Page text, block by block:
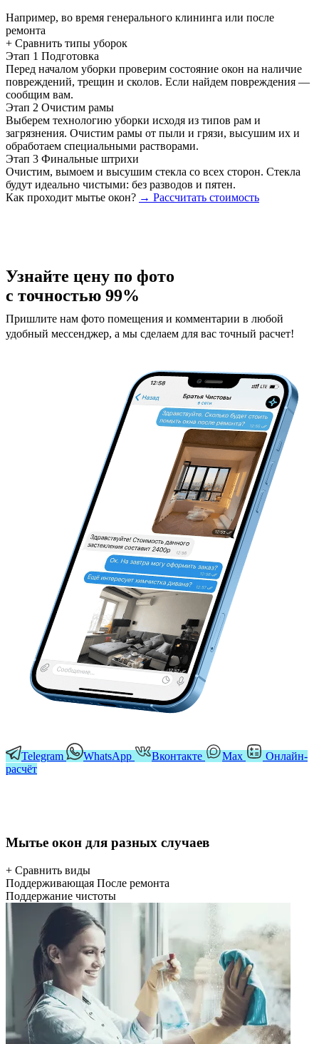
Например, во время генерального клининга или после
ремонта
+ Сравнить типы уборок
Этап 1 Подготовка
Перед началом уборки проверим состояние окон на наличие
повреждений, трещин и сколов. Если найдем повреждения —
сообщим вам.
Этап 2 Очистим рамы
Выберем технологию уборки исходя из типов рам и
загрязнения. Очистим рамы от пыли и грязи, высушим их и
обработаем специальными растворами.
Этап 3 Финальные штрихи
Очистим, вымоем и высушим стекла со всех сторон. Стекла
будут идеально чистыми: без разводов и пятен.
Как проходит мытье окон? → Рассчитать стоимость
Узнайте цену по фото
с точностью 99%
Пришлите нам фото помещения и комментарии в любой
удобный мессенджер, а мы сделаем для вас точный расчет!
Telegram WhatsApp Вконтакте Мах
Онлайн-
расчёт
Мытье окон для разных случаев
+ Сравнить виды
Поддерживающая После ремонта
Поддержание чистоты